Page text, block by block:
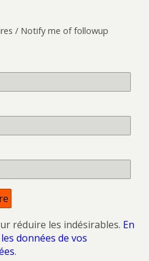
/ Notify me of followup
réduire les indésirables. En
données de vos
.